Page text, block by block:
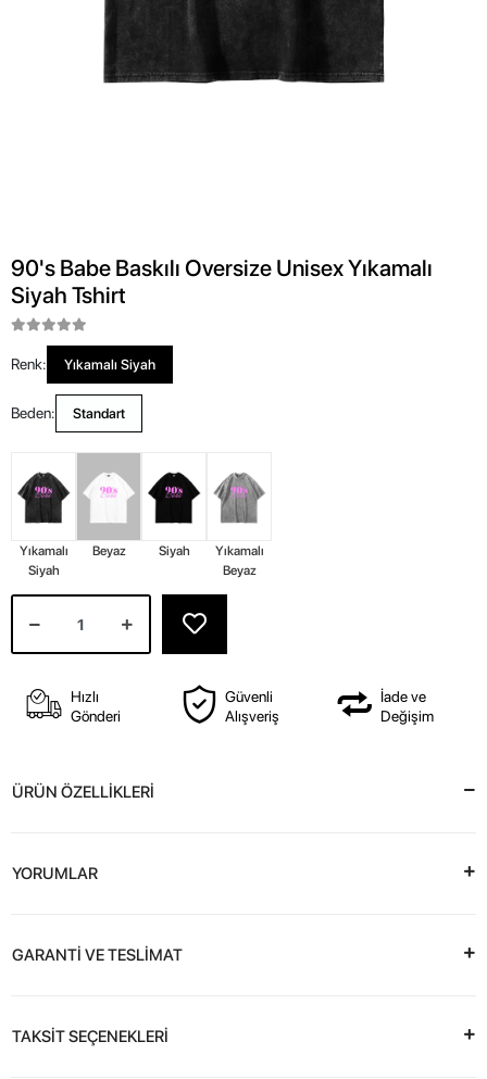
90's Babe Baskılı Oversize Unisex Yıkamalı
Siyah Tshirt
Renk: Yıkamalı Siyah
Beden: Standart
Yıkamalı
Siyah
Beyaz Siyah
Yıkamalı
Beyaz
Hızlı
Gönderi
Güvenli
Alışveriş
İade ve
Değişim
ÜRÜN ÖZELLİKLERİ
YORUMLAR
GARANTİ VE TESLİMAT
TAKSİT SEÇENEKLERİ